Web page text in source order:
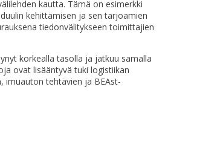
kautta. Tämä on esimerkki
kehittämisen ja sen tarjoamien
tiedonvälitykseen toimittajien
korkealla tasolla ja jatkuu samalla
ovat lisääntyvä tuki logistiikan
imuauton tehtävien ja BEAst-